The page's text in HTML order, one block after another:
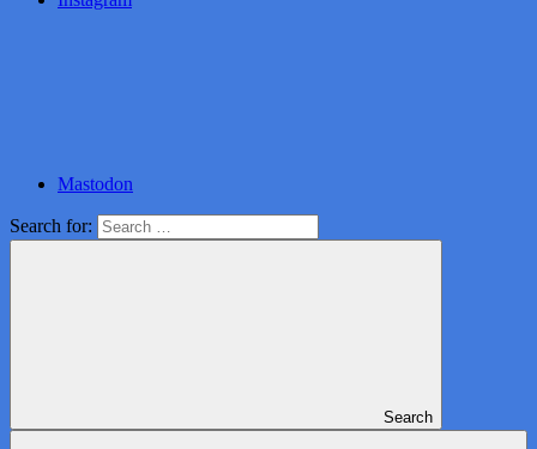
Mastodon
Search for:
Search